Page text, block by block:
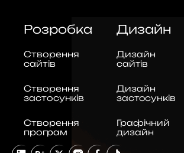
Розробка
Створення
сайтів
Створення
застосунків
Створення
програм
Дизайн
Дизайн
сайтів
Дизайн
застосунків
Графічний
дизайн